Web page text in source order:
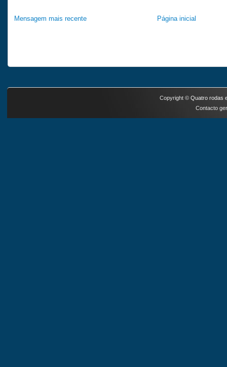
Mensagem mais recente Página inicial
Copyright © Quatro rodas
Contacto